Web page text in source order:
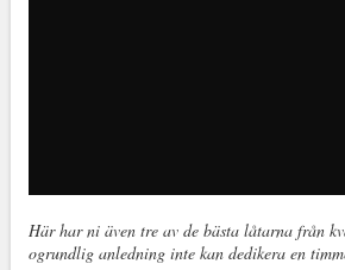
Här har ni även tre av de bästa låtarna från
ogrundlig anledning inte kan dedikera en